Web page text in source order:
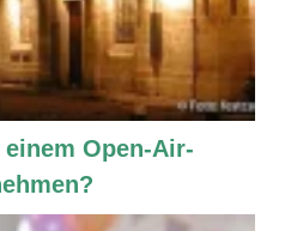
Open-Air-